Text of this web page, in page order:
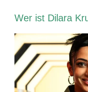
Wer ist Dilara